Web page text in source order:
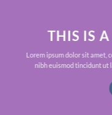
THIS IS
Lorem ipsum dolor sit amet,
nibh euismod tincidunt ut